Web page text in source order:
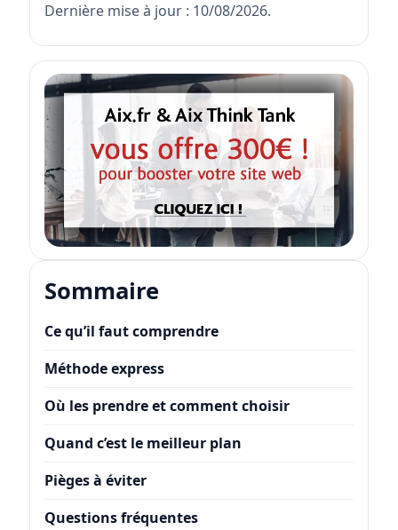
Dernière mise à jour : 10/08/2026.
Sommaire
Ce qu’il faut comprendre
Méthode express
Où les prendre et comment choisir
Quand c’est le meilleur plan
Pièges à éviter
Questions fréquentes